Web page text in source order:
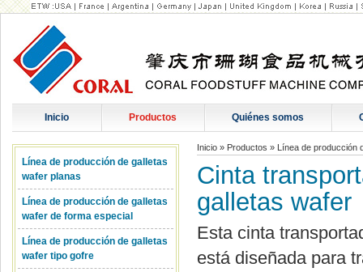
Inicio Productos Quiénes somos
Línea de producción de galletas
wafer planas
Línea de producción de galletas
wafer de forma especial
Línea de producción de galletas
wafer tipo gofre
Inicio » Productos » Línea de producción
Cinta
galletas wafer
Esta cinta
está diseñada para